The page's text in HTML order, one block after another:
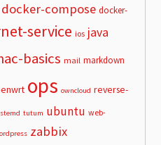
docker-compose docker-
service ios java
basics mail markdown
ops owncloud reverse-
tutum ubuntu web-
zabbix